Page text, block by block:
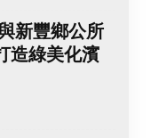
新豐鄉公所
造綠美化濱